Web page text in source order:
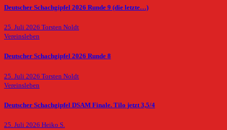
Deutscher Schachgipfel 2026 Runde 9 (die letzte…)
25. Juli 2026 Torsten Noldt
Vereinsleben
Deutscher Schachgipfel 2026 Runde 8
25. Juli 2026 Torsten Noldt
Vereinsleben
Deutscher Schachgipfel DSAM Finale. Tilo jetzt 3,5/4
25. Juli 2026 Heiko S.